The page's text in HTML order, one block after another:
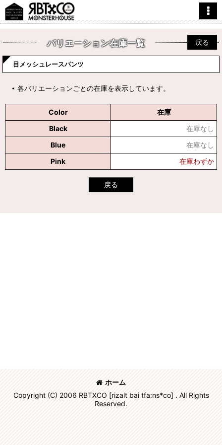
バリエーション在庫一覧 戻る
目メッシュレースパンツ
各バリエーションごとの在庫を表示しています。
Color
在庫
Black
在庫なし
Blue
在庫なし
Pink
在庫わずか
戻る
ホーム
Copyright (C) 2006 RBTXCO [rizalt bai tfa:ns*co] . All Rights
Reserved.